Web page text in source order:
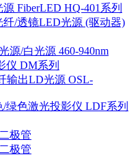
FiberLED HQ-401系列
/透镜LED光源 (驱动器)
源/白光源 460-940nm
仪 DM系列
输出LD光源 OSL-
绿色激光投影仪 LDF系列
极管
极管